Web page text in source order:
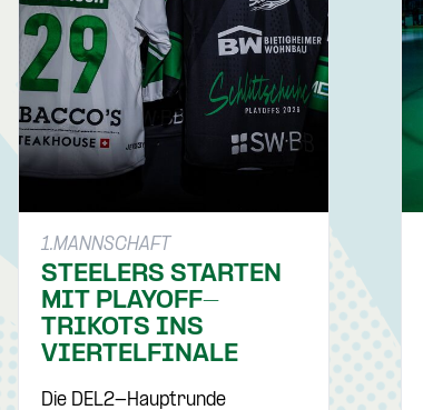
1.MANNSCHAFT
STEELERS STARTEN
MIT PLAYOFF-
TRIKOTS INS
VIERTELFINALE
Die DEL2-Hauptrunde